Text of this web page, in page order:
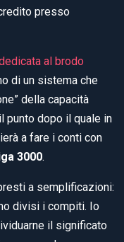
presso
al brodo
di un sistema che
della capacità
punto dopo il quale in
a fare i conti con
3000.
a semplificazioni:
divisi i compiti. Io
il significato